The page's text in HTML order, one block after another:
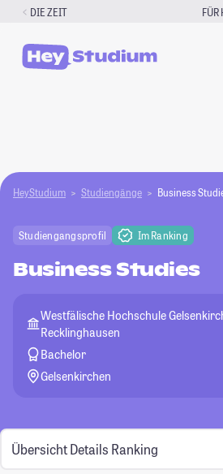
Zum
springen
DIE ZEIT FÜR
HeyStudium Studiengänge Business
Studiengangsprofil Im Ranking
Business Studies
Westfälische Hochschule
Recklinghausen
Bachelor
Gelsenkirchen
Übersicht Details Ranking